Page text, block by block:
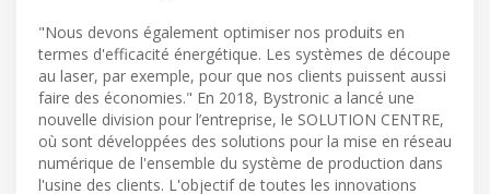
"Nous devons également optimiser nos produits en
termes d'efficacité énergétique. Les systèmes de découpe
au laser, par exemple, pour que nos clients puissent aussi
faire des économies." En 2018, Bystronic a lancé une
nouvelle division pour l’entreprise, le SOLUTION CENTRE,
où sont développées des solutions pour la mise en réseau
numérique de l'ensemble du système de production dans
l'usine des clients. L'objectif de toutes les innovations